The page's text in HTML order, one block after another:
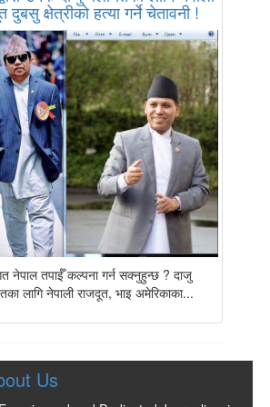
दुबसु क्षेत्रीको हत्या गर्ने चेतावनी !
नेपाल तपाईँ कल्पना गर्न सक्नुहुन्छ ? दाजु
लागि नेपाली राजदूत, भाइ अमेरिकाका...
Us